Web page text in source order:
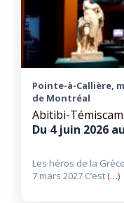
Pointe-à-Callière,
de Montréal
Abitibi-
Du 4 juin 2026
Les héros de la
7 mars 2027 C’est(…)